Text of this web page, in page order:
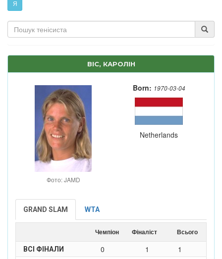
Я
ВІС, КАРОЛІН
Фото: JAMD
Born: 1970-03-04
Netherlands
GRAND SLAM WTA
Чемпіон Фіналіст Всього
ВСІ ФІНАЛИ 0 1
1